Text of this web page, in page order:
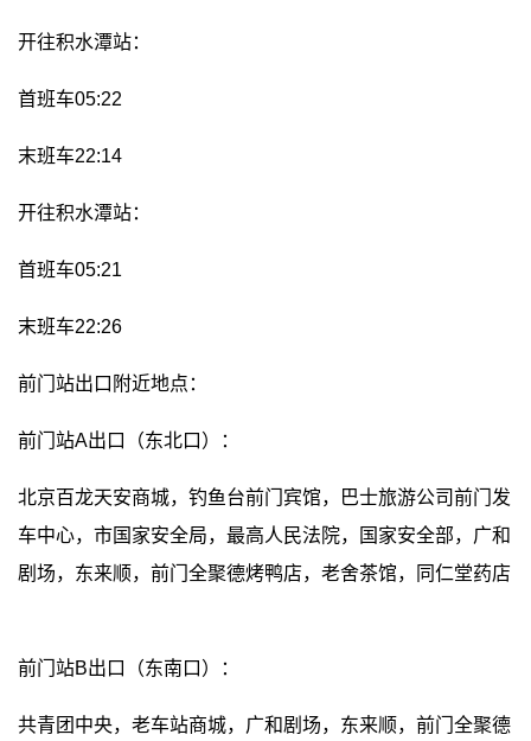
开往积水潭站：
首班车05:22
末班车22:14
开往积水潭站：
首班车05:21
末班车22:26
前门站出口附近地点：
前门站A出口（东北口）：
北京百龙天安商城，钓鱼台前门宾馆，巴士旅游公司前门发
车中心，市国家安全局，最高人民法院，国家安全部，广和
剧场，东来顺，前门全聚德烤鸭店，老舍茶馆，同仁堂药店
前门站B出口（东南口）：
共青团中央，老车站商城，广和剧场，东来顺，前门全聚德